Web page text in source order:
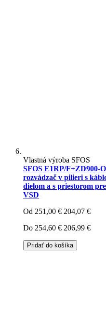
Vlastná výroba SFOS
SFOS E1RP/F+ZD900-
rozvádzač v pilieri s
dielom a s priestorom
VSD
Od 251,00 € 204,07 €
Do 254,60 € 206,99 €
Pridať do košíka